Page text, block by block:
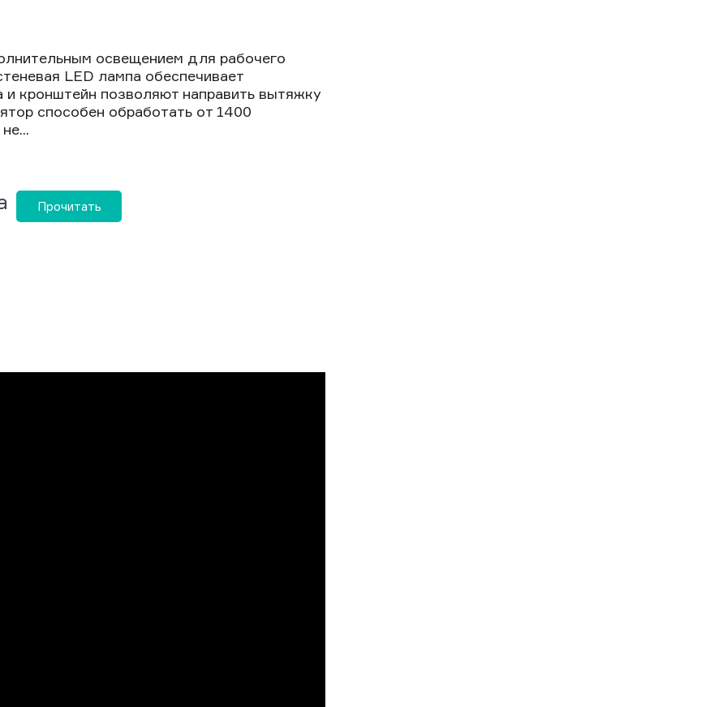
освещением для рабочего
LED лампа обеспечивает
кронштейн позволяют направить вытяжку
способен обработать от 1400
Прочитать